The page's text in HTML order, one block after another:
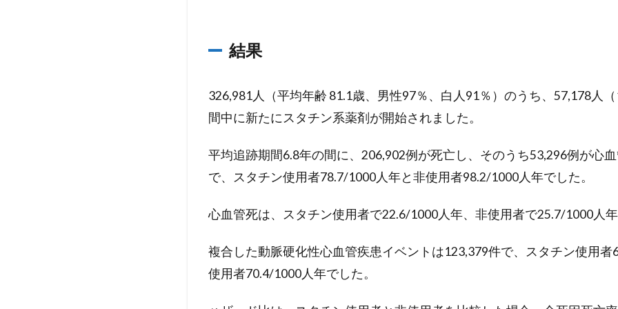
結果
326,981人（平均年齢 81.1歳、男性97％、白人91％）のうち、57,178人
間中に新たにスタチン系薬剤が開始されました。
平均追跡期間6.8年の間に、206,902例が死亡し、そのうち53,296例が心
で、スタチン使用者78.7/1000人年と非使用者98.2/1000人年でした。
心血管死は、スタチン使用者で22.6/1000人年、非使用者で25.7/1000人
複合した動脈硬化性心血管疾患イベントは123,379件で、スタチン使用者
使用者70.4/1000人年でした。